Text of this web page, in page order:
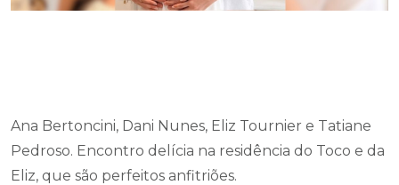
Ana Bertoncini, Dani Nunes, Eliz Tournier e Tatiane
Pedroso. Encontro delícia na residência do Toco e da
Eliz, que são perfeitos anfitriões.